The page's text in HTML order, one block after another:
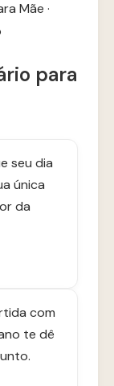
Mãe ·
para
seu dia
única
da
com
te dê